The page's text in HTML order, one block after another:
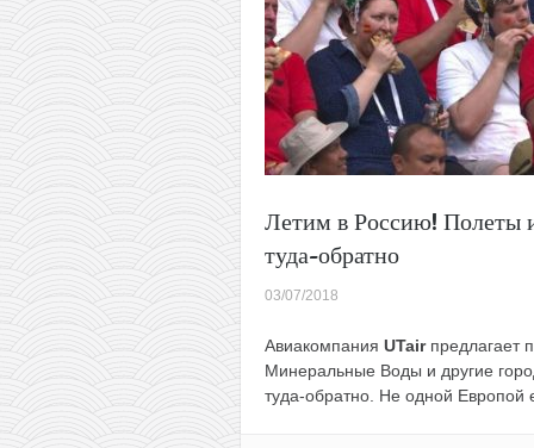
Летим в Россию! Полеты
туда-обратно
03/07/2018
Авиакомпания UTair предлагает
Минеральные Воды и другие
туда-обратно. Не одной Европой